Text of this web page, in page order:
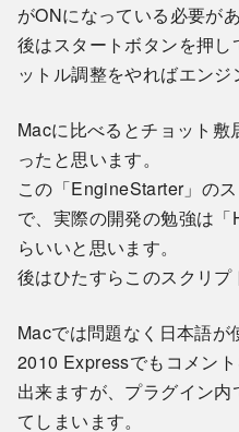
がONになっている必要があ
後はスタートボタンを押
ットル調整をやればエンジ
Macに比べるとチョット敷
ったと思います。
この「EngineStarter」の
で、実際の開発の勉強は
らいいと思います。
後はひたすらこのスクリプ
Macでは問題なく日本語
2010 Expressでもコメン
出来ますが、プラグイン
てしまいます。